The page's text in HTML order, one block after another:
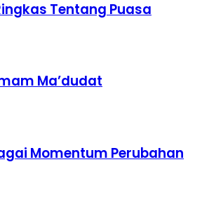
Tentang Puasa
Ma’dudat
Momentum Perubahan